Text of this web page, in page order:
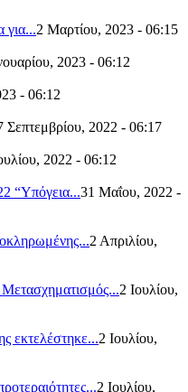
για...2 Μαρτίου, 2023 - 06:15
2023 - 06:12
- 06:12
Σεπτεμβρίου, 2022 - 06:17
2022 - 06:12
“Υπόγεια...31 Μαΐου, 2022 -
2 Απριλίου,
Μετασχηματισμός...2 Ιουλίου,
εκτελέστηκε...2 Ιουλίου,
2 Ιουλίου,